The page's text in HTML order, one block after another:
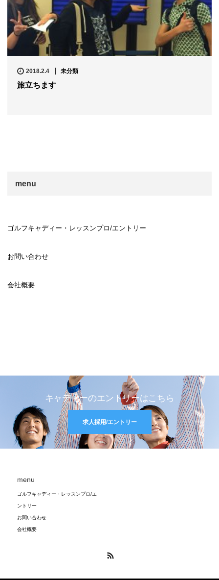
2018.2.4 未分類
旅立ちます
menu
ゴルフキャディー・レッスンプロ/エントリー
お問い合わせ
会社概要
キャディーのエントリーはこちら
求人採用/エントリー
menu
ゴルフキャディー・レッスンプロ/エ
ントリー
お問い合わせ
会社概要